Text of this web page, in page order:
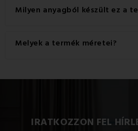
A termékhez használt anyag súlya 120
Milyen anyagból készült ez a
Ez a termék kiváló minőségű anyagból
pamut.
Melyek a termék méretei?
IRATKOZZON FEL